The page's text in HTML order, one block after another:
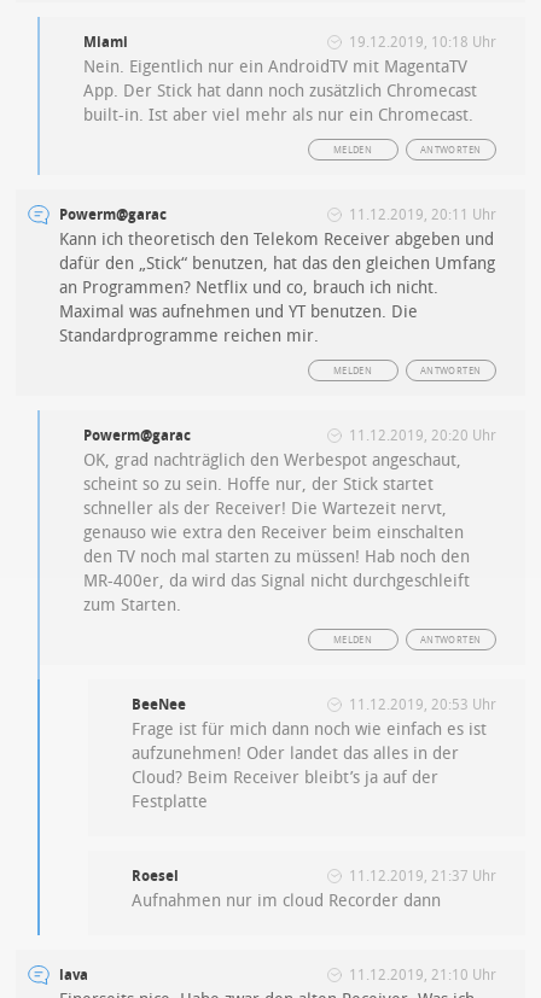
Miami 19.12.2019, 10:18 Uhr
Nein. Eigentlich nur ein AndroidTV mit MagentaTV
App. Der Stick hat dann noch zusätzlich Chromecast
built-in. Ist aber viel mehr als nur ein Chromecast.
ANTWORTEN
MELDEN
Powerm@garac 11.12.2019, 20:11 Uhr
Kann ich theoretisch den Telekom Receiver abgeben und
dafür den „Stick“ benutzen, hat das den gleichen Umfang
an Programmen? Netflix und co, brauch ich nicht.
Maximal was aufnehmen und YT benutzen. Die
Standardprogramme reichen mir.
ANTWORTEN
MELDEN
Powerm@garac 11.12.2019, 20:20 Uhr
OK, grad nachträglich den Werbespot angeschaut,
scheint so zu sein. Hoffe nur, der Stick startet
schneller als der Receiver! Die Wartezeit nervt,
genauso wie extra den Receiver beim einschalten
den TV noch mal starten zu müssen! Hab noch den
MR-400er, da wird das Signal nicht durchgeschleift
zum Starten.
ANTWORTEN
MELDEN
BeeNee 11.12.2019, 20:53 Uhr
Frage ist für mich dann noch wie einfach es ist
aufzunehmen! Oder landet das alles in der
Cloud? Beim Receiver bleibt’s ja auf der
Festplatte
Roesel 11.12.2019, 21:37 Uhr
Aufnahmen nur im cloud Recorder dann
lava 11.12.2019, 21:10 Uhr